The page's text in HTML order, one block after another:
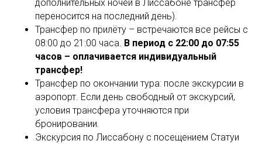
дополнительных ночей в Лиссабоне трансфер
переносится на последний день).
Трансфер по прилёту – встречаются все рейсы с
08:00 до 21:00 часа. В период с 22:00 до 07:55
часов – оплачивается индивидуальный
трансфер!
Трансфер по окончании тура: после экскурсии в
аэропорт. Если день свободный от экскурсий,
условия трансфера уточняются при
бронировании.
Экскурсия по Лиссабону с посещением Статуи